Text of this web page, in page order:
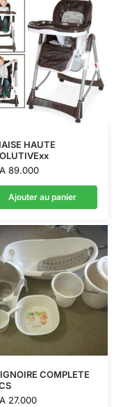
HAUTE
89.000
Ajouter au panier
COMPLETE
27.000